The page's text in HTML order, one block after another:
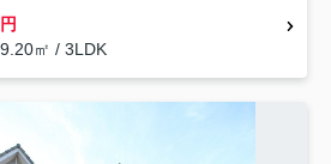
㎡ / 3LDK